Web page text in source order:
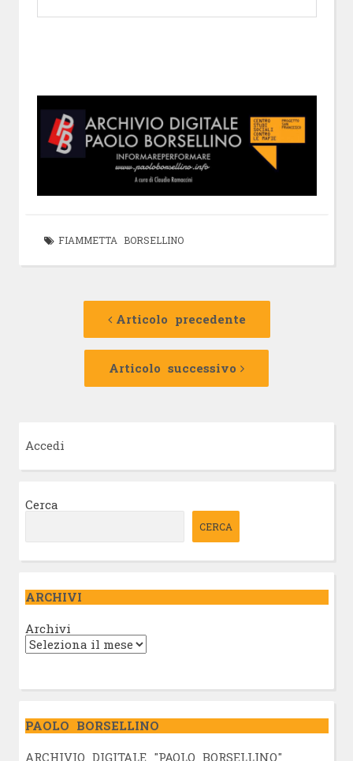
FIAMMETTA BORSELLINO
Navigazione
Articolo precedente
Articolo
Articolo successivo
Articolo
Accedi
Cerca
CERCA
ARCHIVI
Archivi
PAOLO BORSELLINO
ARCHIVIO DIGITALE "PAOLO BORSELLINO"